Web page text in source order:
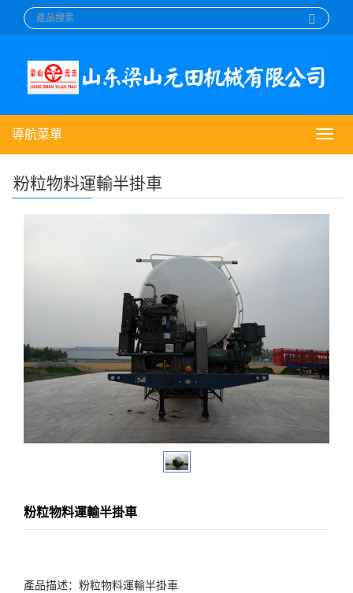
導
導航菜單
粉粒物料運輸半掛車
粉粒物料運輸半掛車
產品描述：粉粒物料運輸半掛車